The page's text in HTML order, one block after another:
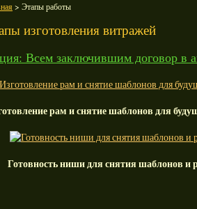
> Этапы работы
изготовления витражей
Всем заключившим договор в
рам и снятие шаблонов для
Готовность ниши для снятия шаблонов и